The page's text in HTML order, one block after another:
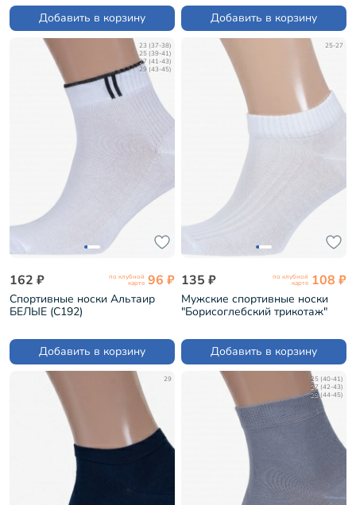
Добавить в корзину Добавить в корзину
23 (37-38)
25 (39-41)
27 (41-43)
29 (43-45)
162 ₽ по клубной
карте 96 ₽
Спортивные носки Альтаир
БЕЛЫЕ (С192)
Добавить в корзину
25-27
135 ₽ по клубной
карте 108 ₽
Мужские спортивные носки
"Борисоглебский трикотаж"
Добавить в корзину
29
25 (40-41)
27 (42-43)
29 (44-45)